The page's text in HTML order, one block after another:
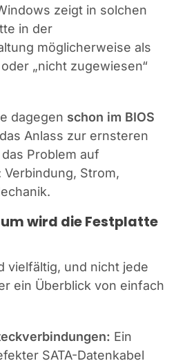
zeigt in solchen
in der
möglicherweise als
„nicht zugewiesen“
dagegen schon im BIOS
Anlass zur ernsteren
Problem auf
Strom,
wird die Festplatte
vielfältig, und nicht jede
ein Überblick von einfach
Ein
SATA-Datenkabel